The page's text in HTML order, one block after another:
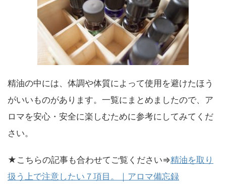
精油の中には、体調や体質によって使用を避けたほう
がいいものがあります。一覧にまとめましたので、ア
ロマを安心・安全に楽しむために参考にしてみてくだ
さい。
★こちらの記事も合わせてご覧ください⇒精油を取り
扱う上で注意したい７項目。｜アロマ備忘録